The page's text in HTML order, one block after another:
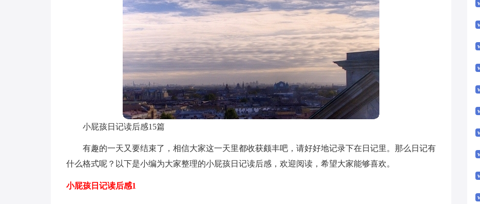
小屁孩日记读后感15篇
有趣的一天又要结束了，相信大家这一天里都收获颇丰吧，请好好地记录下在日记里。那么日记有
什么格式呢？以下是小编为大家整理的小屁孩日记读后感，欢迎阅读，希望大家能够喜欢。
小屁孩日记读后感1